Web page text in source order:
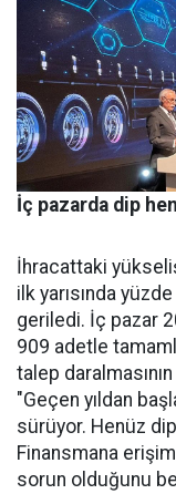
İç pazarda dip
İhracattaki
ilk yarısında
geriledi. İç pa­zar
909 adetle
talep daralmasının
"Geçen yıldan
sürüyor. Henüz
Finans­mana
sorun olduğunu